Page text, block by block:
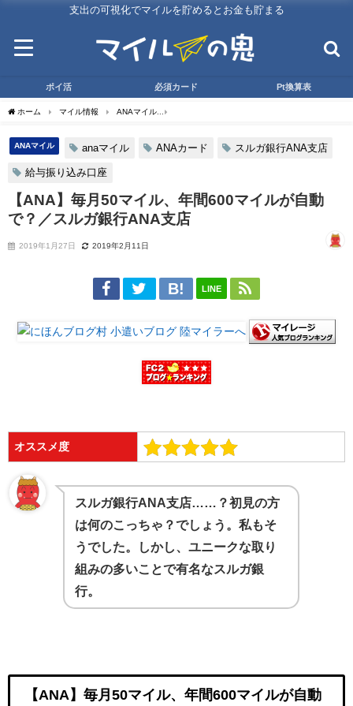
支出の可視化でマイルを貯めるとお金も貯まる
ポイ活 必須カード Pt換算表
ホーム マイル情報 ANAマイル
ANAマイル anaマイル ANAカード スルガ銀行ANA支店
給与振り込み口座
【ANA】毎月50マイル、年間600マイルが自動
で？／スルガ銀行ANA支店
2019年1月27日 2019年2月11日
LINE
オススメ度
スルガ銀行ANA支店……？初見の方
は何のこっちゃ？でしょう。私もそ
うでした。しかし、ユニークな取り
組みの多いことで有名なスルガ銀
行。
【ANA】毎月50マイル、年間600マイルが自動